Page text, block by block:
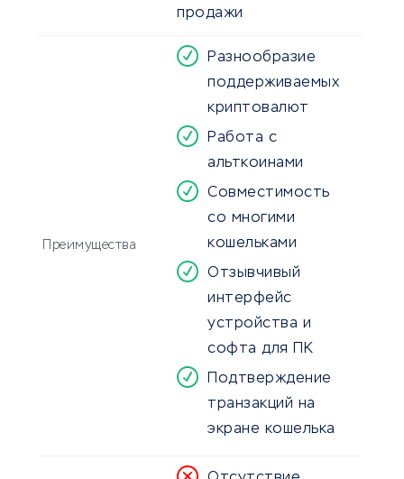
продажи
Преимущества
Разнообразие
поддерживаемых
криптовалют
Работа с
альткоинами
Совместимость
со многими
кошельками
Отзывчивый
интерфейс
устройства и
софта для ПК
Подтверждение
транзакций на
экране кошелька